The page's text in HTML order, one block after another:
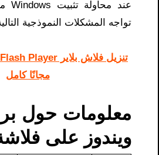
تواجه المشكلات النموذجية
مجانًا كامل
معلومات حول
ويندوز على